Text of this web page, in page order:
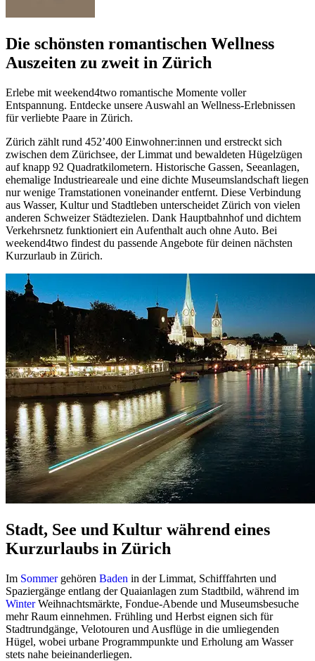
Die schönsten romantischen Wellness
Auszeiten zu zweit in Zürich
Erlebe mit weekend4two romantische Momente voller
Entspannung. Entdecke unsere Auswahl an Wellness-Erlebnissen
für verliebte Paare in Zürich.
Zürich zählt rund 452’400 Einwohner:innen und erstreckt sich
zwischen dem Zürichsee, der Limmat und bewaldeten Hügelzügen
auf knapp 92 Quadratkilometern. Historische Gassen, Seeanlagen,
ehemalige Industrieareale und eine dichte Museumslandschaft liegen
nur wenige Tramstationen voneinander entfernt. Diese Verbindung
aus Wasser, Kultur und Stadtleben unterscheidet Zürich von vielen
anderen Schweizer Städtezielen. Dank Hauptbahnhof und dichtem
Verkehrsnetz funktioniert ein Aufenthalt auch ohne Auto. Bei
weekend4two findest du passende Angebote für deinen nächsten
Kurzurlaub in Zürich.
Stadt, See und Kultur während eines
Kurzurlaubs in Zürich
Im Sommergehören Baden in der Limmat, Schifffahrten und
Spaziergänge entlang der Quaianlagen zum Stadtbild, während im
WinterWeihnachtsmärkte, Fondue-Abende und Museumsbesuche
mehr Raum einnehmen. Frühling und Herbst eignen sich für
Stadtrundgänge, Velotouren und Ausflüge in die umliegenden
Hügel, wobei urbane Programmpunkte und Erholung am Wasser
stets nahe beieinanderliegen.